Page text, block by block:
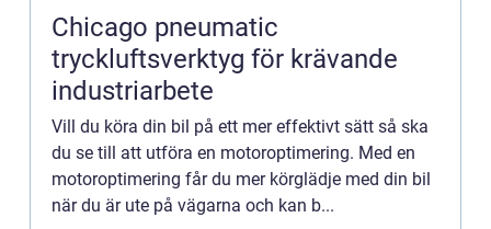
Chicago pneumatic
tryckluftsverktyg för krävande
industriarbete
Vill du köra din bil på ett mer effektivt sätt så ska
du se till att utföra en motoroptimering. Med en
motoroptimering får du mer körglädje med din bil
när du är ute på vägarna och kan b...